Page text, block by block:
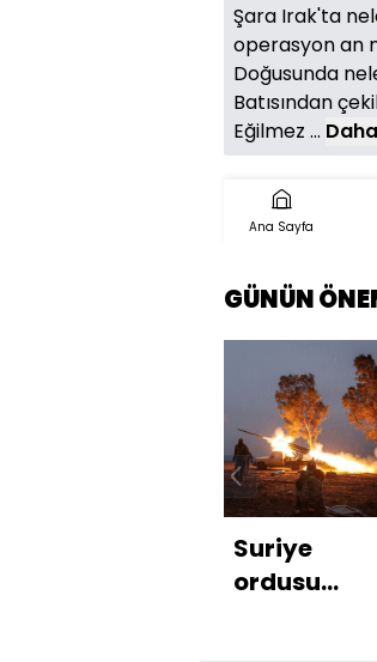
Şara Irak'ta
operasyon an
Doğusunda
Batısından
Eğilmez ...
Ana Sayfa
GÜNÜN
Suriye
ordusu